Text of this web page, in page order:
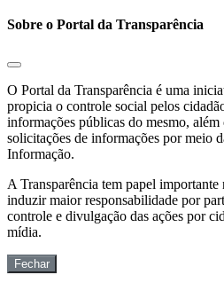
Sobre o Portal da Transparência
O Portal da Transparência é uma
propicia o controle social pelos
informações públicas do mesmo, além
solicitações de informações por meio
Informação.
A Transparência tem papel
induzir maior responsabilidade por
controle e divulgação das ações por
mídia.
Fechar